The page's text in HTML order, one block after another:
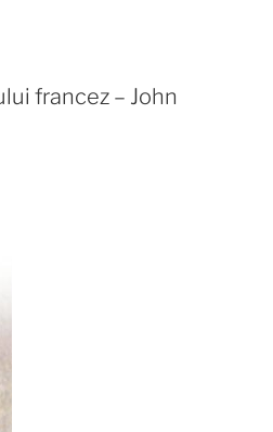
francez – John